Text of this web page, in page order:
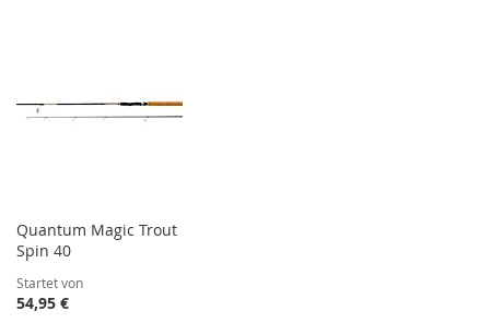
Quantum Magic Trout
Spin 40
Startet von
54,95 €